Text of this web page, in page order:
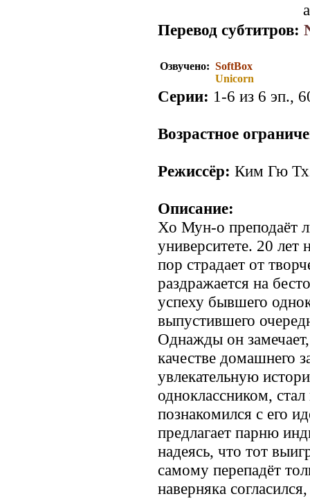
Перевод субтитров:
Озвучено: SoftBox
Unicorn
Серии: 1-6 из 6 эп.,
Возрастное
Режиссёр: Ким Гю
Описание:
Хо Мун-о преподаёт
университете. 20 лет
пор страдает от
раздражается на
успеху бывшего
выпустившего
Однажды он
качестве домашнего
увлекательную
одноклассником,
познакомился с его
предлагает парню
надеясь, что тот
самому перепадёт
наверняка